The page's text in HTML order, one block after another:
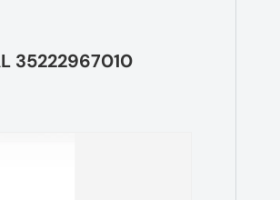
35222967010